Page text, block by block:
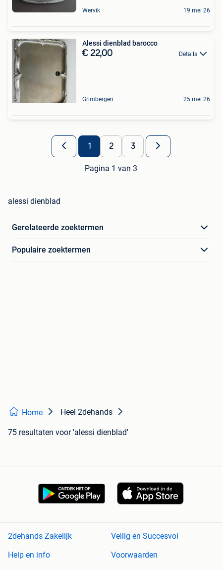
Wervik 19 mei 26
Alessi dienblad barocco
€ 22,00 Details
Grimbergen 25 mei 26
1 2 3
Pagina 1 van 3
alessi dienblad
Gerelateerde zoektermen
Populaire zoektermen
Home Heel 2dehands
75 resultaten voor 'alessi dienblad'
2dehands Zakelijk
Veilig en Succesvol
Help en info
Voorwaarden